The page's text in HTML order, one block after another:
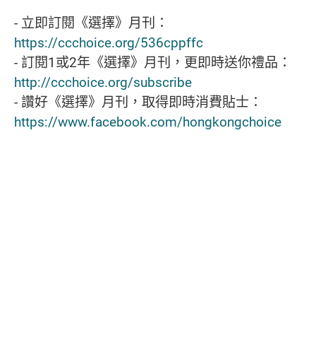
- 立即訂閱《選擇》月刊：
https://ccchoice.org/536cppffc
- 訂閱1或2年《選擇》月刊，更即時送你禮品：
http://ccchoice.org/subscribe
- 讚好《選擇》月刊，取得即時消費貼士：
https://www.facebook.com/hongkongchoice